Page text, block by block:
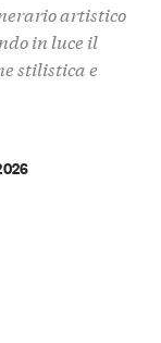
artistico
in luce il
stilistica e